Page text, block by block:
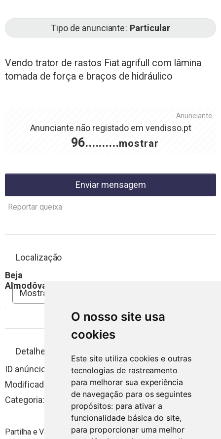
O nosso site usa
cookies
Este site utiliza cookies e outras
tecnologias de rastreamento
para melhorar sua experiência
de navegação para os seguintes
propósitos: para ativar a
funcionalidade básica do site,
para proporcionar uma melhor
Tipo de anunciante Particular
Vendo trator de rastos Fiat agrifull com lâmina
tomada de força e braços de hidráulico
96..........mostrar
Anunciante
Anunciante não registado emvendisso.pt
Enviar mensagem
Reportar queixa
Localização
Beja
Almodôvar, Portugal, 7700
Mostrar mapa
Detalhes de anúncio
ID anúncio:
Visualizações 2745
Modificado:
6 anos
Categoria:
Agricultura, Vinho e Gastronomia